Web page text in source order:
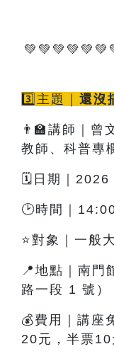
3️⃣主題｜ 還沒
👨‍🏫講師｜曾
教師、科普專
🗓️日期｜2026
🕑時間｜
⭐對象｜一般
📍地點｜南門
路一段 1 號）
💰費用｜講座
20元，半票10